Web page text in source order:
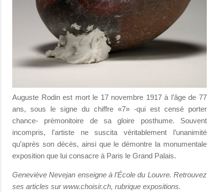
Auguste Rodin est mort le 17 novembre 1917 à l’âge de 77
ans, sous le signe du chiffre «7» -qui est censé porter
chance- prémonitoire de sa gloire posthume. Souvent
incompris, l'artiste ne suscita véritablement l’unanimité
qu’après son décès, ainsi que le démontre la monumentale
exposition que lui consacre à Paris le Grand Palais.
Geneviève Nevejan enseigne à l’École du Louvre. Retrouvez
ses articles sur www.choisir.ch, rubrique expositions.